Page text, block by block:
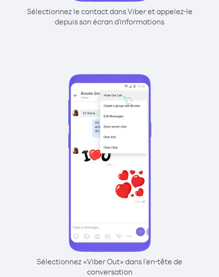
Sélectionnez le contact dans Viber et appelez-le
depuis son écran d'informations
Sélectionnez «Viber Out» dans l'en-tête de
conversation